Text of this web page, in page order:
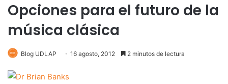
Opciones para el futuro de la
música clásica
Blog UDLAP 16 agosto, 2012 2 minutos de lectura